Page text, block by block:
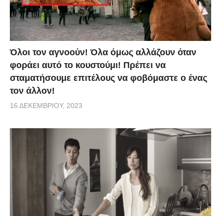
Όλοι τον αγνοούν! Όλα όμως αλλάζουν όταν
φοράει αυτό το κουστούμι! Πρέπει να
σταματήσουμε επιτέλους να φοβόμαστε ο ένας
τον άλλον!
16 ΔΕΚΕΜΒΡΊΟΥ, 2023